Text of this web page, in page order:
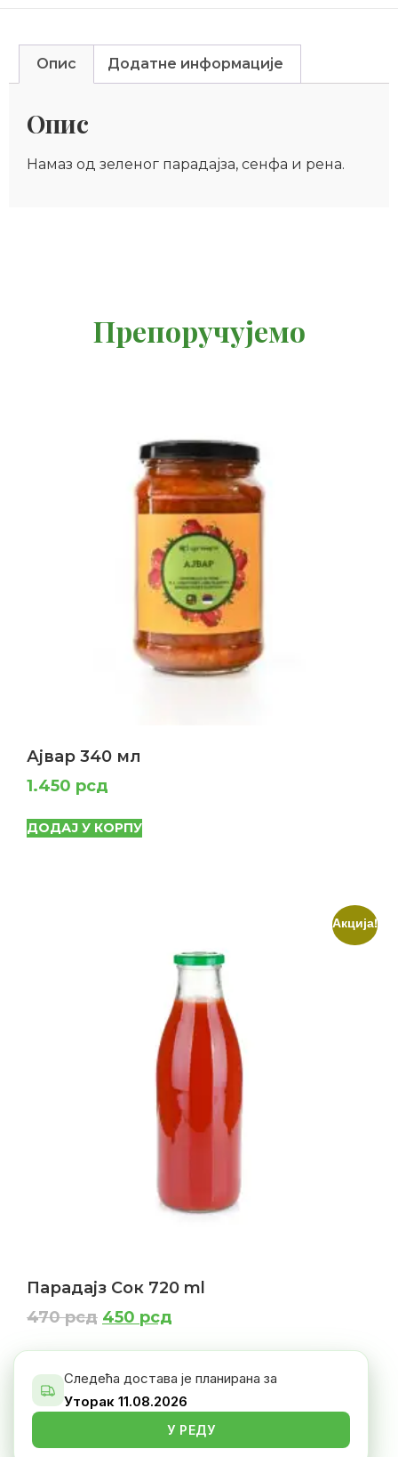
Опис Додатне информације
Опис
Намаз од зеленог парадајза, сенфа и рена.
Препоручујемо
Ајвар 340 мл
1.450 рсд
ДОДАЈ У КОРПУ
Акција!
Парадајз Сок 720 ml
470рсд 450 рсд
Следећа достава је планирана за
Уторак 11.08.2026
У РЕДУ